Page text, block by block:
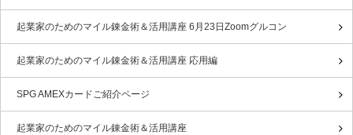
起業家のためのマイル錬金術＆活用講座 6月23日Zoomグルコン
起業家のためのマイル錬金術＆活用講座 応用編
SPG AMEXカードご紹介ページ
起業家のためのマイル錬金術＆活用講座